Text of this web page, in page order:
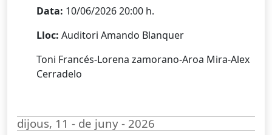
Data: 10/06/2026 20:00 h.
Lloc: Auditori Amando Blanquer
Toni Francés-Lorena zamorano-Aroa Mira-Alex
Cerradelo
dijous, 11 - de juny - 2026